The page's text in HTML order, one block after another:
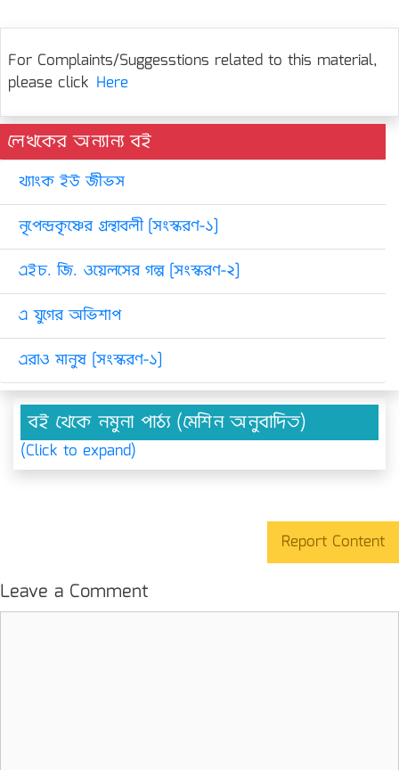
For Complaints/Suggesstions related to this material,
please click Here
লেখকের অন্যান্য বই
থ্যাংক ইউ জীভস
নৃপেন্দ্রকৃষ্ণের গ্রন্থাবলী [সংস্করণ-১]
এইচ. জি. ওয়েলসের গল্প [সংস্করণ-২]
এ যুগের অভিশাপ
এরাও মানুষ [সংস্করণ-১]
বই থেকে নমুনা পাঠ্য (মেশিন অনুবাদিত)
(Click to expand)
Report Content
Leave a Comment